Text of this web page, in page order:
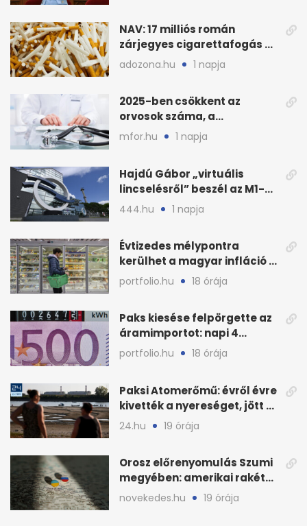
NAV: 17 milliós román
zárjegyes cigarettafogás az
M1-esen
adozona.hu 1 napja
2025-ben csökkent az
orvosok száma, a
háziorvosokra még több
mfor.hu 1 napja
Hajdú Gábor „virtuális
lincselésről” beszél az M1-
ből kirúgása után
444.hu 1 napja
Évtizedes mélypontra
kerülhet a magyar infláció a
KSH új adata szerint
portfolio.hu 18 órája
Paks kiesése felpörgette az
áramimportot: napi 4
milliárd forintos számla
portfolio.hu 18 órája
Paksi Atomerőmű: évről évre
kivették a nyereséget, jött a
baj
24.hu 19 órája
Orosz előrenyomulás Szumi
megyében: amerikai rakéták
is zsákmányként
novekedes.hu 19 órája